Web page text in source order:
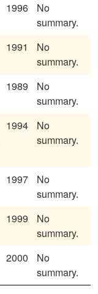
1996
No
summary.
1991
No
summary.
1989
No
summary.
1994
No
summary.
1997
No
summary.
1999
No
summary.
2000
No
summary.